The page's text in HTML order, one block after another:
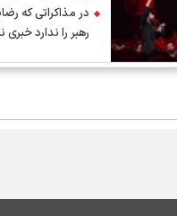
در مذاکراتی که
رهبر را ندارد